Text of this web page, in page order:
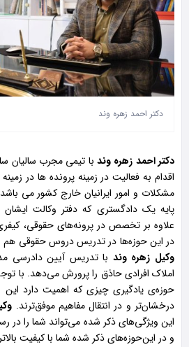
دکتر احمد زهره وند
دکتر احمد زهره وند با تیمی مجرب سالیان
اقدام به فعالیت در زمینه پرونده ها در
مشکلات و امور ایرانیان خارج کشور می
پایه یک دادگستری که دفتر وکالت ایشان
علاوه بر تخصص در پرونه‌های حقوقی،
در این حوزه‌ها در تدریس دروس حقوقی هم
وکیل زهره‌ وند با تدریس آیین دادرسی
املاک افرادی حاذق را پرورش می‌دهد. با
حوزه‌ی یادگیری چیزی که اهمیت دارد
درخشان‌تر و در انتقال مفاهیم موفق‌ترند.
این ویژگی‌های ذکر شده می‌تواند شما را در
و در این‌حوزه‌های ذکر شده شما با کیفیت